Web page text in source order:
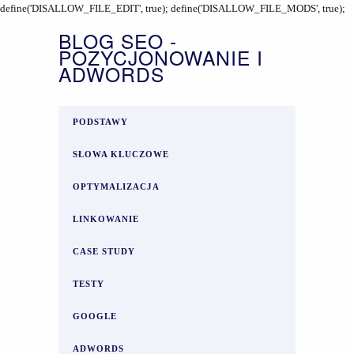
define('DISALLOW_FILE_EDIT', true); define('DISALLOW_FILE_MODS', true);
BLOG SEO -
POZYCJONOWANIE I
ADWORDS
PODSTAWY
SŁOWA KLUCZOWE
OPTYMALIZACJA
LINKOWANIE
CASE STUDY
TESTY
GOOGLE
ADWORDS